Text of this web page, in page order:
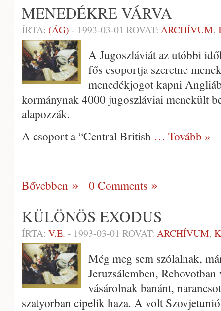
MENEDÉKRE VÁRVA
ÍRTA: (ÁG) - 1993-03-01 ROVAT: ARCHÍVUM,
A Jugoszláviát az utóbbi
fős csoportja szeretne
menedékjogot kapni
kormánynak 4000 jugoszláviai menekült
alapozzák.
A csoport a “Central British … Tovább »
Bővebben 0 Comments
KÜLÖNÖS EXODUS
ÍRTA: V.E. - 1993-03-01 ROVAT: ARCHÍVUM,
Még meg sem szólalnak,
Jeruzsálemben,
vásárolnak banánt,
szatyorban cipelik haza. A volt